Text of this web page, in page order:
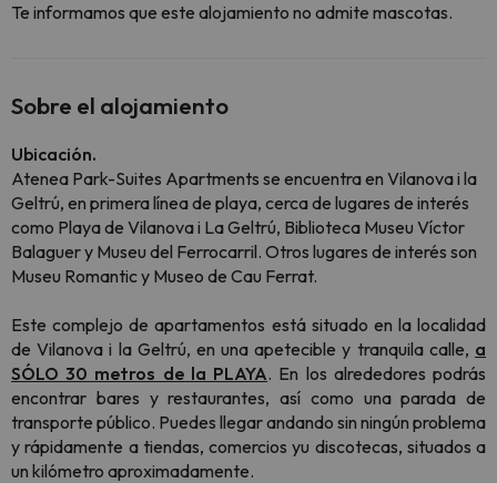
Te informamos que este alojamiento no admite mascotas.
Sobre el alojamiento
Ubicación.
Atenea Park-Suites Apartments se encuentra en Vilanova i la
Geltrú, en primera línea de playa, cerca de lugares de interés
como Playa de Vilanova i La Geltrú, Biblioteca Museu Víctor
Balaguer y Museu del Ferrocarril. Otros lugares de interés son
Museu Romantic y Museo de Cau Ferrat.
Este complejo de apartamentos está situado en la localidad
de Vilanova i la Geltrú, en una apetecible y tranquila calle, a
SÓLO 30 metros de la PLAYA. En los alrededores podrás
encontrar bares y restaurantes, así como una parada de
transporte público. Puedes llegar andando sin ningún problema
y rápidamente a tiendas, comercios yu discotecas, situados a
un kilómetro aproximadamente.